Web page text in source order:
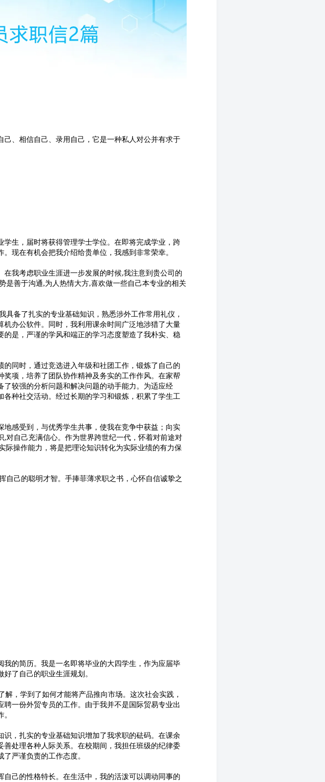
、相信自己、录用自己，它是一种私人对公并有求于
生，届时将获得管理学士学位。在即将完成学业，跨
现在有机会把我介绍给贵单位，我感到非常荣幸。
我考虑职业生涯进一步发展的时候,我注意到贵公司的
是善于沟通,为人热情大方,喜欢做一些自己本专业的相关
备了扎实的专业基础知识，熟悉涉外工作常用礼仪，
办公软件。同时，我利用课余时间广泛地涉猎了大量
是，严谨的学风和端正的学习态度塑造了我朴实、稳
同时，通过竞选进入年级和社团工作，锻炼了自己的
项，培养了团队协作精神及务实的工作作风。在家帮
较强的分析问题和解决问题的动手能力。为适应经
种社交活动。经过长期的学习和锻炼，积累了学生工
感受到，与优秀学生共事，使我在竞争中获益；向实
对自己充满信心。作为世界跨世纪一代，怀着对前途对
际操作能力，将是把理论知识转化为实际业绩的有力保
己的聪明才智。手捧菲薄求职之书，心怀自信诚挚之
的简历。我是一名即将毕业的大四学生，作为应届毕
了自己的职业生涯规划。
学到了如何才能将产品推向市场。这次社会实践，
一份外贸专员的工作。由于我并不是国际贸易专业出
，扎实的专业基础知识增加了我求职的砝码。在课余
处理各种人际关系。在校期间，我担任班级的纪律委
严谨负责的工作态度。
己的性格特长。在生活中，我的活泼可以调动同事的